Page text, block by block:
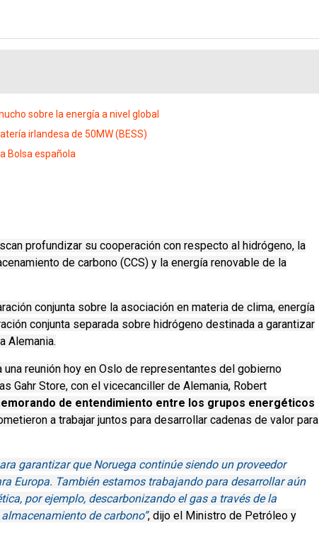
sobre la energía a nivel global
irlandesa de 50MW (BESS)
Bolsa española
profundizar su cooperación con respecto al hidrógeno, la
de carbono (CCS) y la energía renovable de la
conjunta sobre la asociación en materia de clima, energía
conjunta separada sobre hidrógeno destinada a garantizar
Alemania.
reunión hoy en Oslo de representantes del gobierno
Gahr Store, con el vicecanciller de Alemania, Robert
de entendimiento entre los grupos energéticos
a trabajar juntos para desarrollar cadenas de valor para
garantizar que Noruega continúe siendo un proveedor
Europa. También estamos trabajando para desarrollar aún
por ejemplo, descarbonizando el gas a través de la
de carbono”, dijo el Ministro de Petróleo y